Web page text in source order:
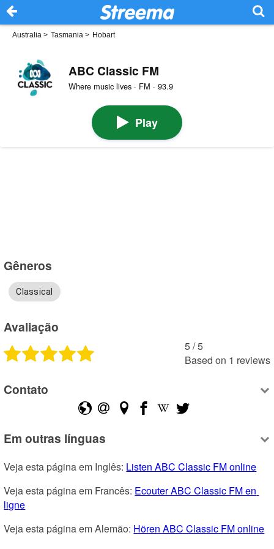
Australia > Tasmania > Hobart
ABC Classic FM
Where music lives · FM · 93.9
Play
Gêneros
Classical
Avaliação
5 /5
Based on 1 reviews
Contato
Em outras línguas
Veja esta página em Inglês: Listen ABC Classic FM online
Veja esta página em Francês: Ecouter ABC Classic FM en
ligne
Veja esta página em Alemão: Hören ABC Classic FM online